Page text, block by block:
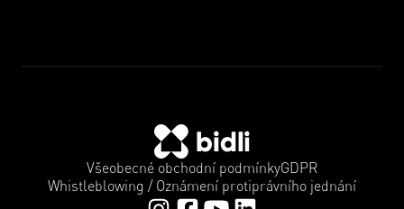
Všeobecné obchodní podmínkyGDPR
Whistleblowing / Oznámení protiprávního jednání